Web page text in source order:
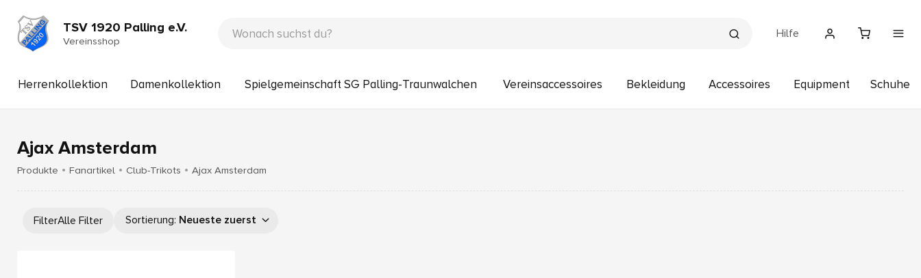
TSV 1920 Palling e.V.
Vereinsshop
Hilfe
Herrenkollektion Damenkollektion Spielgemeinschaft SG Palling-Traunwalchen Vereinsaccessoires Bekleidung Accessoires Equipment Schuhe
Ajax Amsterdam
Produkte Fanartikel Club-Trikots Ajax Amsterdam
FilterAlle Filter Sortierung: Neueste zuerst